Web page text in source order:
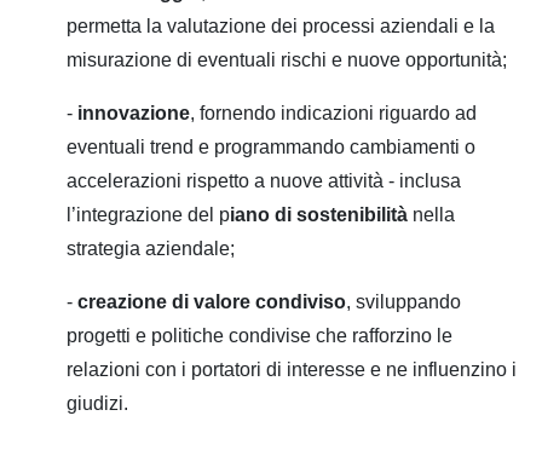
permetta la valutazione dei processi aziendali e la
misurazione di eventuali rischi e nuove opportunità;
- innovazione, fornendo indicazioni riguardo ad
eventuali trend e programmando cambiamenti o
accelerazioni rispetto a nuove attività - inclusa
l’integrazione del piano di sostenibilità nella
strategia aziendale;
- creazione di valore condiviso, sviluppando
progetti e politiche condivise che rafforzino le
relazioni con i portatori di interesse e ne influenzino i
giudizi.